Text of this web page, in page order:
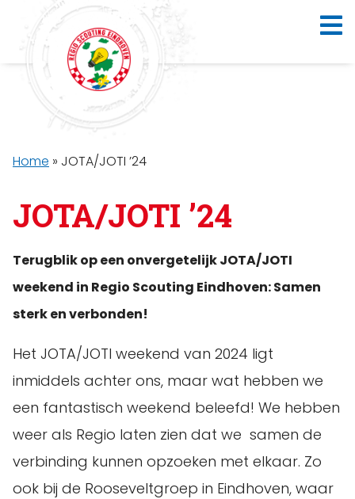
Home » JOTA/JOTI ’24
JOTA/JOTI ’24
Terugblik op een onvergetelijk JOTA/JOTI
weekend in Regio Scouting Eindhoven: Samen
sterk en verbonden!
Het JOTA/JOTI weekend van 2024 ligt
inmiddels achter ons, maar wat hebben we
een fantastisch weekend beleefd! We hebben
weer als Regio laten zien dat we samen de
verbinding kunnen opzoeken met elkaar. Zo
ook bij de Rooseveltgroep in Eindhoven, waar